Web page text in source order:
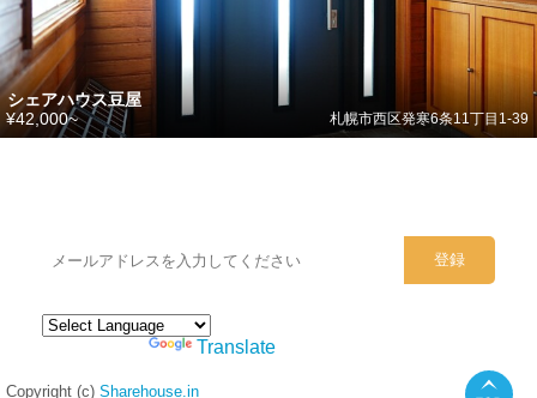
シェアハウス豆屋
札幌市西区発寒6条11丁目1-39
¥42,000~
Translate
Copyright (c) Sharehouse.in